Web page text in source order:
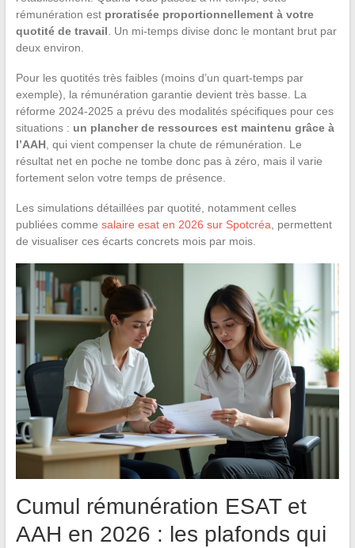
rémunération est proratisée proportionnellement à votre
quotité de travail . Un mi-temps divise donc le montant brut par
deux environ.
Pour les quotités très faibles (moins d’un quart-temps par
exemple), la rémunération garantie devient très basse. La
réforme 2024-2025 a prévu des modalités spécifiques pour ces
situations : un plancher de ressources est maintenu grâce à
l’AAH, qui vient compenser la chute de rémunération. Le
résultat net en poche ne tombe donc pas à zéro, mais il varie
fortement selon votre temps de présence.
Les simulations détaillées par quotité, notamment celles
publiées comme salaire esat en 2026 sur Spotcréa , permettent
de visualiser ces écarts concrets mois par mois.
Cumul rémunération ESAT et
AAH en 2026 : les plafonds qui